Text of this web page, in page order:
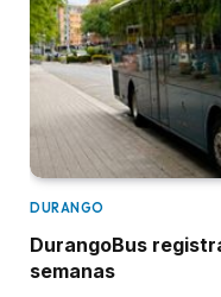
DURANGO
DurangoBus
semanas